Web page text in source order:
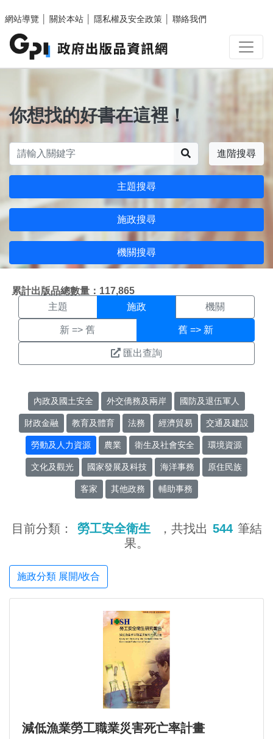
網站導覽
關於本站 隱私權及安全政策 聯絡我們
你想找的好書在這裡！
進階搜尋
主題搜尋
施政搜尋
機關搜尋
累計出版品總數量：117,865
施政搜尋結果頁面
主題 施政 機關
新 => 舊 舊 => 新
匯出查詢
內政及國土安全 外交僑務及兩岸 國防及退伍軍人
財政金融 教育及體育 法務 經濟貿易 交通及建設
勞動及人力資源 農業 衛生及社會安全 環境資源
文化及觀光 國家發展及科技 海洋事務 原住民族
客家 其他政務 輔助事務
目前分類： 勞工安全衛生 ，共找出 544 筆結
果。
施政分類 展開/收合
減低漁業勞工職業災害死亡率計畫